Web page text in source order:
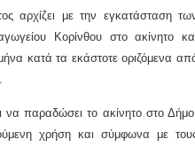
αρχίζει με την εγκατάσταση
Κορίνθου στο ακίνητο
κατά τα εκάστοτε οριζόμενα
να παραδώσει το ακίνητο στο
χρήση και σύμφωνα με